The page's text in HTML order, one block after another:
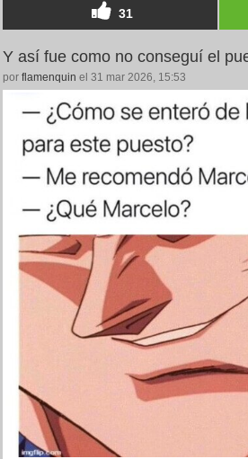
31
Y así fue como no conseguí el
por flamenquin el 31 mar 2026, 15:53